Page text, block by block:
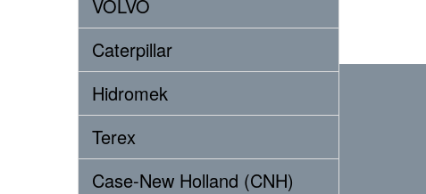
VOLVO
Caterpillar
Hidromek
Terex
Case-New Holland (CNH)